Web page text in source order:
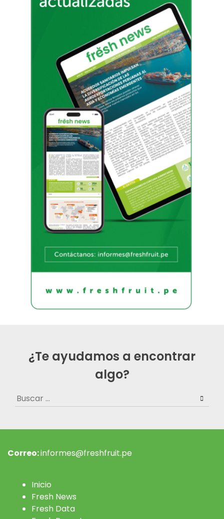
¿Te ayudamos a encontrar
algo?
Buscar:
Correo:informes@freshfruit.pe
Inicio
Fresh News
Fresh Data